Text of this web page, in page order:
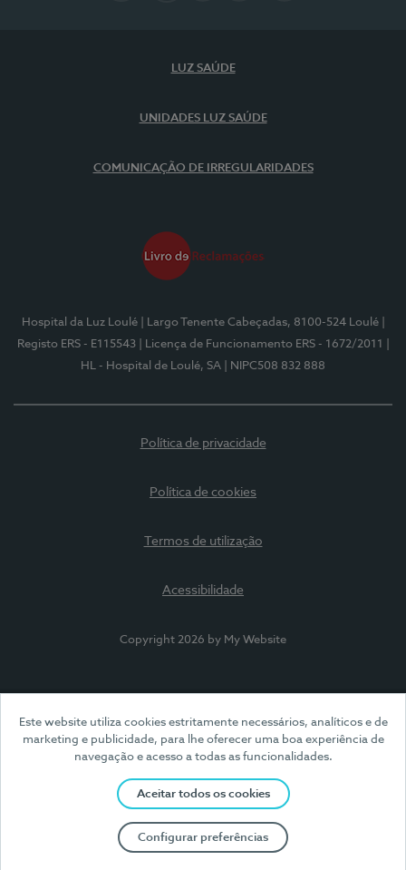
Este website utiliza cookies estritamente necessários, analíticos e de
marketing e publicidade, para lhe oferecer uma boa experiência de
navegação e acesso a todas as funcionalidades.
Aceitar todos os cookies
Configurar preferências
LUZ SAÚDE
UNIDADES LUZ SAÚDE
COMUNICAÇÃO DE IRREGULARIDADES
Hospital da Luz Loulé | Largo Tenente Cabeçadas, 8100-524 Loulé
Registo ERS - E115543
| Licença de Funcionamento ERS - 1672/2011
HL - Hospital de Loulé, SA
| NIPC508 832 888
Política de privacidade
Política de cookies
Termos de utilização
Acessibilidade
Copyright 2026 by My Website